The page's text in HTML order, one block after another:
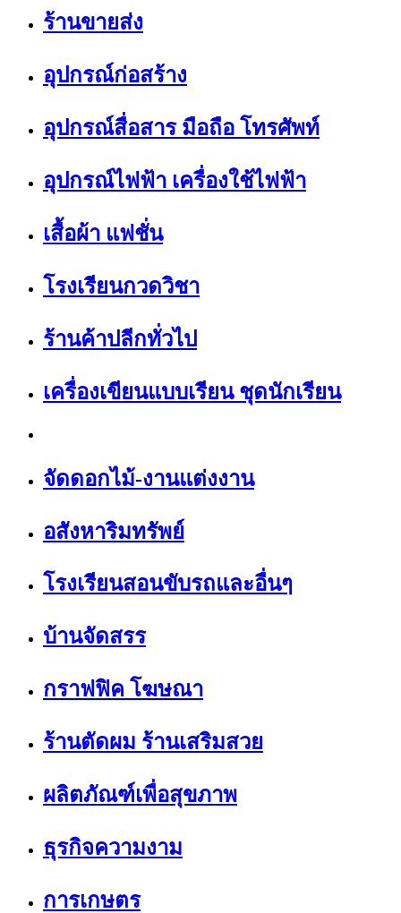
ร้านขายส่ง
อุปกรณ์ก่อสร้าง
อุปกรณ์สื่อสาร มือถือ โทรศัพท์
อุปกรณ์ไฟฟ้า เครื่องใช้ไฟฟ้า
เสื้อผ้า แฟชั่น
โรงเรียนกวดวิชา
ร้านค้าปลีกทั่วไป
เครื่องเขียนแบบเรียน ชุดนักเรียน
จัดดอกไม้-งานแต่งงาน
อสังหาริมทรัพย์
โรงเรียนสอนขับรถและอื่นๆ
บ้านจัดสรร
กราฟฟิค โฆษณา
ร้านตัดผม ร้านเสริมสวย
ผลิตภัณฑ์เพื่อสุขภาพ
ธุรกิจความงาม
การเกษตร